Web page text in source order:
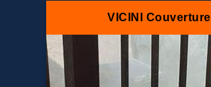
VICINI Couverture